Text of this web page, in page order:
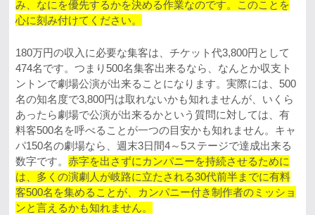
み、なにを優先するかを決める作業なのです。このことを
心に刻み付けてください。
180万円の収入に必要な集客は、チケット代3,800円として
474名です。つまり500名集客出来るなら、なんとか収支ト
ントンで劇場公演が出来ることになります。実際には、500
名の知名度で3,800円は取れないかも知れませんが、いくら
あったら劇場で公演が出来るかという質問に対しては、有
料客500名を呼べることが一つの目安かも知れません。キャ
パ150名の劇場なら、週末3日間4～5ステージで達成出来る
数字です。 赤字を出さずにカンパニーを持続させるために
は、多くの演劇人が岐路に立たされる30代前半までに有料
客500名を集めることが、カンパニー付き制作者のミッショ
ンと言えるかも知れません。